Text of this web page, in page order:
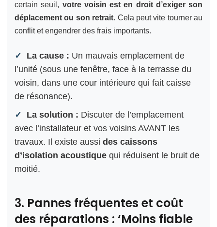
certain seuil, votre voisin est en droit d’exiger son
déplacement ou son retrait. Cela peut vite tourner au
conflit et engendrer des frais importants.
La cause : Un mauvais emplacement de
l’unité (sous une fenêtre, face à la terrasse du
voisin, dans une cour intérieure qui fait caisse
de résonance).
La solution : Discuter de l’emplacement
avec l’installateur et vos voisins AVANT les
travaux. Il existe aussi des caissons
d’isolation acoustique qui réduisent le bruit de
moitié.
3. Pannes fréquentes et coût
des réparations : ‘Moins fiable